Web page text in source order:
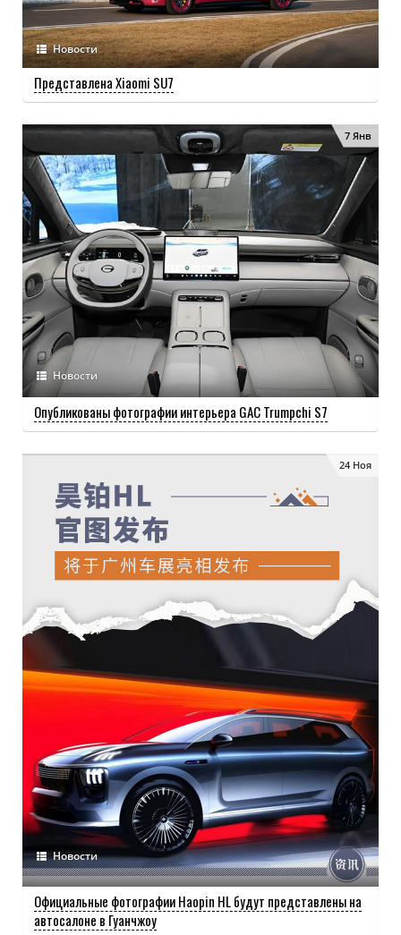
Новости
Представлена Xiaomi SU7
7 Янв
Новости
Опубликованы фотографии интерьера GAC Trumpchi S7
24 Ноя
Новости
Официальные фотографии Haopin HL будут представлены на
автосалоне в Гуанчжоу